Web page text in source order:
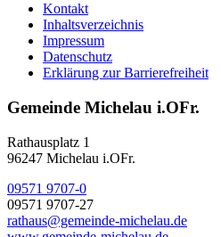
Kontakt
Inhaltsverzeichnis
Impressum
Datenschutz
Erklärung zur Barrierefreiheit
Gemeinde Michelau i.OFr.
Rathausplatz 1
96247 Michelau i.OFr.
09571 9707-0
09571 9707-27
rathaus@gemeinde-michelau.de